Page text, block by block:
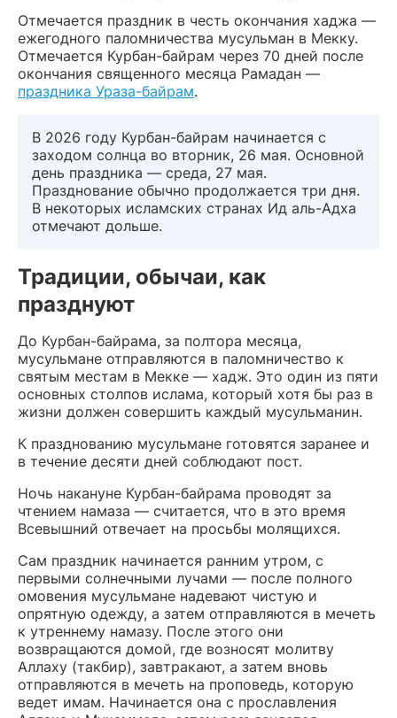
Отмечается праздник в честь окончания хаджа —
ежегодного паломничества мусульман в Мекку.
Отмечается Курбан-байрам через 70 дней после
окончания священного месяца Рамадан —
праздника Ураза-байрам.
В 2026 году Курбан-байрам начинается с
заходом солнца во вторник, 26 мая. Основной
день праздника — среда, 27 мая.
Празднование обычно продолжается три дня.
В некоторых исламских странах Ид аль-Адха
отмечают дольше.
Традиции, обычаи, как
празднуют
До Курбан-байрама, за полтора месяца,
мусульмане отправляются в паломничество к
святым местам в Мекке — хадж. Это один из пяти
основных столпов ислама, который хотя бы раз в
жизни должен совершить каждый мусульманин.
К празднованию мусульмане готовятся заранее и
в течение десяти дней соблюдают пост.
Ночь накануне Курбан-байрама проводят за
чтением намаза — считается, что в это время
Всевышний отвечает на просьбы молящихся.
Сам праздник начинается ранним утром, с
первыми солнечными лучами — после полного
омовения мусульмане надевают чистую и
опрятную одежду, а затем отправляются в мечеть
к утреннему намазу. После этого они
возвращаются домой, где возносят молитву
Аллаху (такбир), завтракают, а затем вновь
отправляются в мечеть на проповедь, которую
ведет имам. Начинается она с прославления